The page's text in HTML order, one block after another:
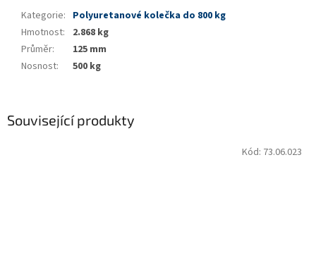
Související produkty
Kód: 73.06.023
Kategorie: Polyuretanové kolečka do 800 kg
Hmotnost:
2.868 kg
Průměr:
125 mm
Nosnost: 500 kg